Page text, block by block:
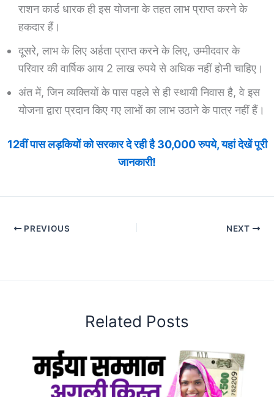
राशन कार्ड धारक ही इस योजना के तहत लाभ प्राप्त करने के
हकदार हैं।
दूसरे, लाभ के लिए अर्हता प्राप्त करने के लिए, उम्मीदवार के
परिवार की वार्षिक आय 2 लाख रुपये से अधिक नहीं होनी चाहिए।
अंत में, जिन व्यक्तियों के पास पहले से ही स्थायी निवास है, वे इस
योजना द्वारा प्रदान किए गए लाभों का लाभ उठाने के पात्र नहीं हैं।
12वीं पास लड़कियों को सरकार दे रही है 30,000 रुपये, यहां देखें पूरी
जानकारी!
PREVIOUS NEXT
Related Posts